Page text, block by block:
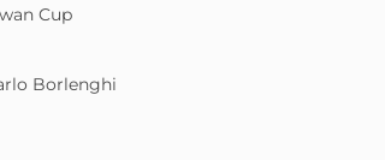
Cup
Borlenghi